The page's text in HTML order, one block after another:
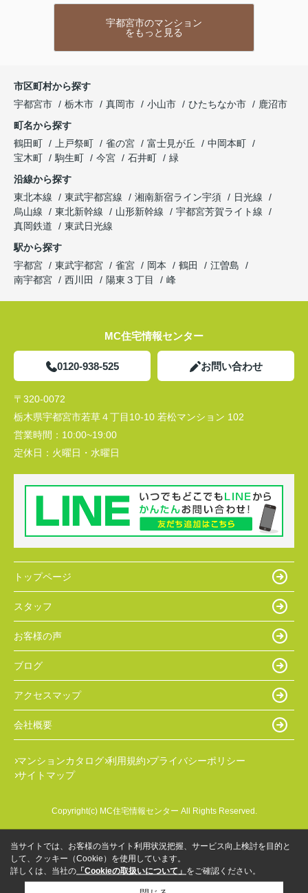
宇都宮市のマンション
をもっと見る
市区町村から探す
宇都宮市
栃木市 真岡市 小山市 ひたちなか市
鹿沼市
町名から探す
鶴田町
上戸祭町 雀の宮 富士見が丘
中岡本町
宝木町
駒生町 今宮 石井町
緑
沿線から探す
東北本線
東武宇都宮線 湘南新宿ライン宇須
日光線
烏山線
東北新幹線 山形新幹線
宇都宮芳賀ライト線
真岡鉄道
東武日光線
駅から探す
宇都宮
東武宇都宮 雀宮 岡本 鶴田
江曽島
南宇都宮
西川田 陽東３丁目 峰
MC住宅情報センター
0120-938-525 お問い合わせ
〒320-0072
栃木県宇都宮市若草４丁目10-10 若松マンション 102
営業時間： 10:00~19:00
定休日： 火曜日・水曜日
トップページ
スタッフ
お客様の声
ブログ
アクセスマップ
会社概要
マンションカタログ 利用規約 プライバシーポリシー
サイトマップ
Copyright(c) MC住宅情報センター All Rights Reserved.
当サイトでは、お客様の当サイト利用状況把握、サービス向上検討を目的と
して、クッキー（Cookie）を使用しています。
詳しくは、当社の 「Cookieの取扱いについて」 をご確認ください。